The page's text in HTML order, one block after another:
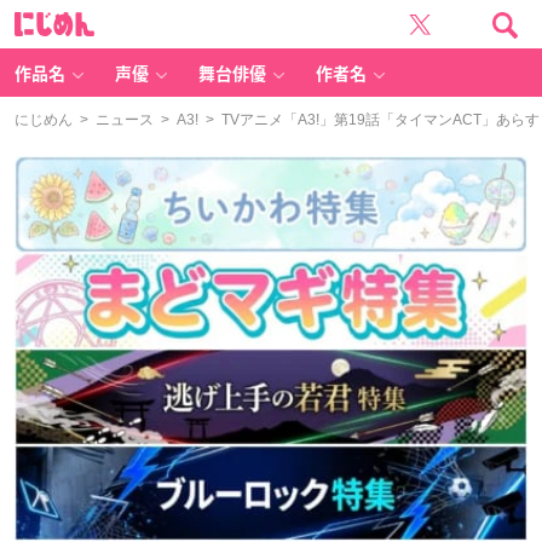
作品名 声優 舞台俳優 作者名
にじめん > ニュース > A3! > TVアニメ「A3!」第19話「タイマンACT」あら